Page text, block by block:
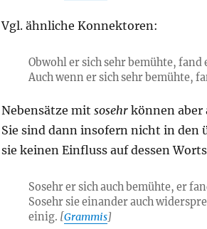
Vgl. ähnliche Konnektoren:
Obwohl er sich sehr bemühte,
Auch wenn er sich sehr bemühte,
Nebensätze mit sosehrkönnen aber
Sie sind dann insofern nicht in den
sie keinen Einfluss auf dessen
Sosehr er sich auch bemühte, er
Sosehr sie einander auch
einig. [Grammis]